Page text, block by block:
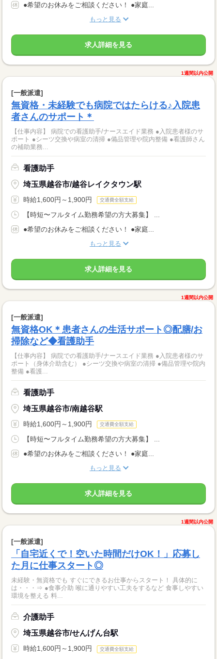
●希望のお休みをご相談ください！ ●家庭...
もっと見る
求人詳細を見る
1週間以内公開
[一般派遣]
無資格・未経験でも病院ではたらける♪入院患
者さんのサポート＊
【仕事内容】 病院での看護助手/ナースエイド業務 ●入院患者様のサ
ポート ●シーツ交換や病室の清掃 ●備品管理や院内整備 ●看護師さん
の補助業務...
看護助手
埼玉県越谷市/越谷レイクタウン駅
時給1,600円～1,900円 交通費全額支給
【時短〜フルタイム勤務希望の方大募集】 ...
●希望のお休みをご相談ください！ ●家庭...
もっと見る
求人詳細を見る
1週間以内公開
[一般派遣]
無資格OK＊患者さんの生活サポート◎配膳/お
掃除など◆看護助手
【仕事内容】 病院での看護助手/ナースエイド業務 ●入院患者様のサ
ポート（身体介助含む） ●シーツ交換や病室の清掃 ●備品管理や院内
整備 ●看護...
看護助手
埼玉県越谷市/南越谷駅
時給1,600円～1,900円 交通費全額支給
【時短〜フルタイム勤務希望の方大募集】 ...
●希望のお休みをご相談ください！ ●家庭...
もっと見る
求人詳細を見る
1週間以内公開
[一般派遣]
「自宅近くで！空いた時間だけOK！」応募し
た月に仕事スタート◎
未経験・無資格でも すぐにできるお仕事からスタート！ 具体的に
は・・・⇒ ●食事介助 喉に通りやすい工夫をするなど 食事しやすい
環境を整える 料...
介護助手
埼玉県越谷市/せんげん台駅
時給1,600円～1,900円 交通費全額支給